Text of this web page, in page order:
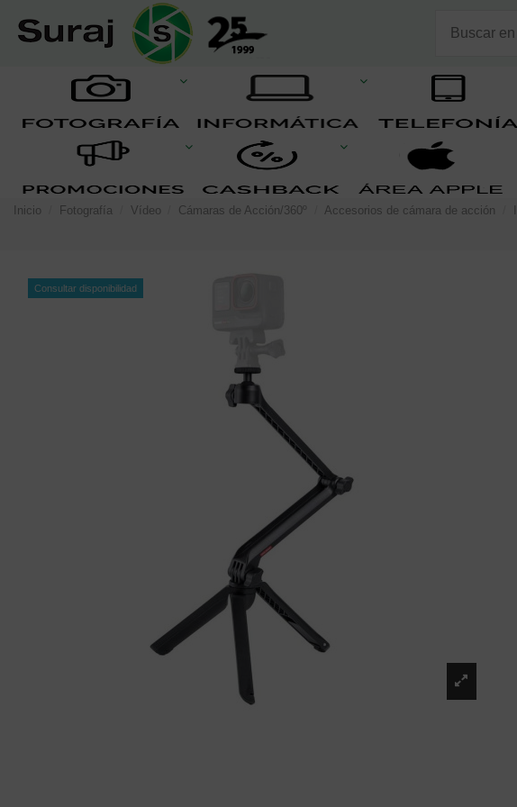
Inicio Fotografía Vídeo Cámaras de Acción/360º Accesorios de cámara de acción
Consultar disponibilidad